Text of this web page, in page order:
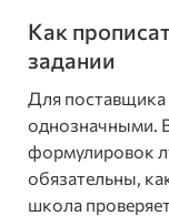
Как
задании
Для
однозначными.
формулировок
обязательны,
школа